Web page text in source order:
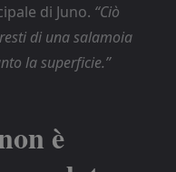
di Juno. “Ciò
di una salamoia
la superficie.”
è